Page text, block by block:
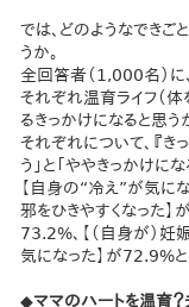
では、どのようなできご
うか。
全回答者（1,000名）に
それぞれ温育ライフ（
るきっかけになると思う
それぞれについて、『き
う」と「ややきっかけに
【自身の“冷え”が気に
邪をひきやすくなった】
73.2%、【（自身が）妊
気になった】が72.9%と
◆ママのハートを温育